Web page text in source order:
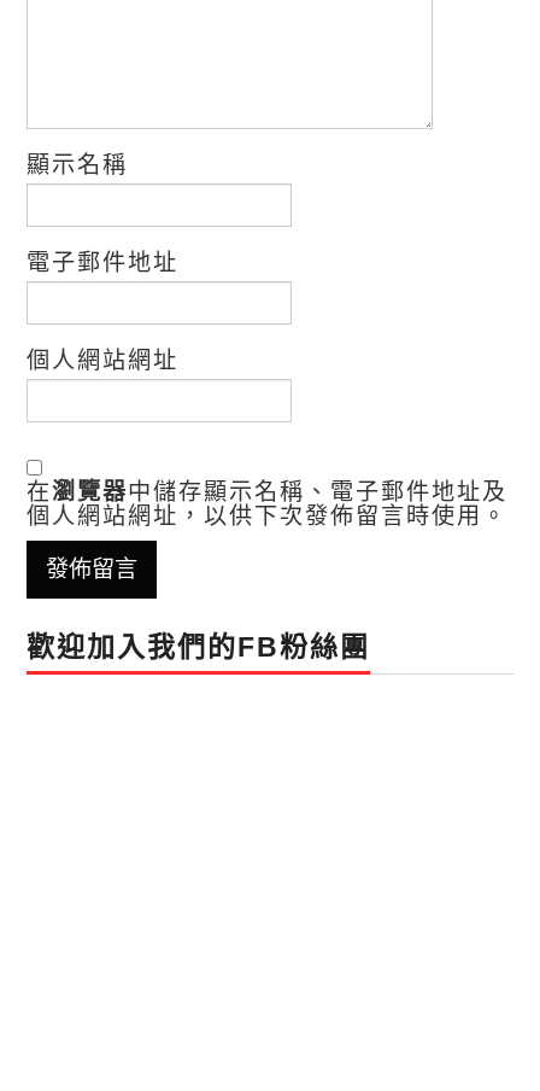
顯示名稱
電子郵件地址
個人網站網址
在瀏覽器中儲存顯示名稱、電子郵件地址及
個人網站網址，以供下次發佈留言時使用。
歡迎加入我們的FB粉絲團